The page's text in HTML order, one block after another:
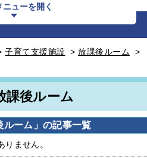
ニューを開く
子育て支援施設 > 放課後ルーム
>
課後ルーム
ルーム」の記事一覧
ません。